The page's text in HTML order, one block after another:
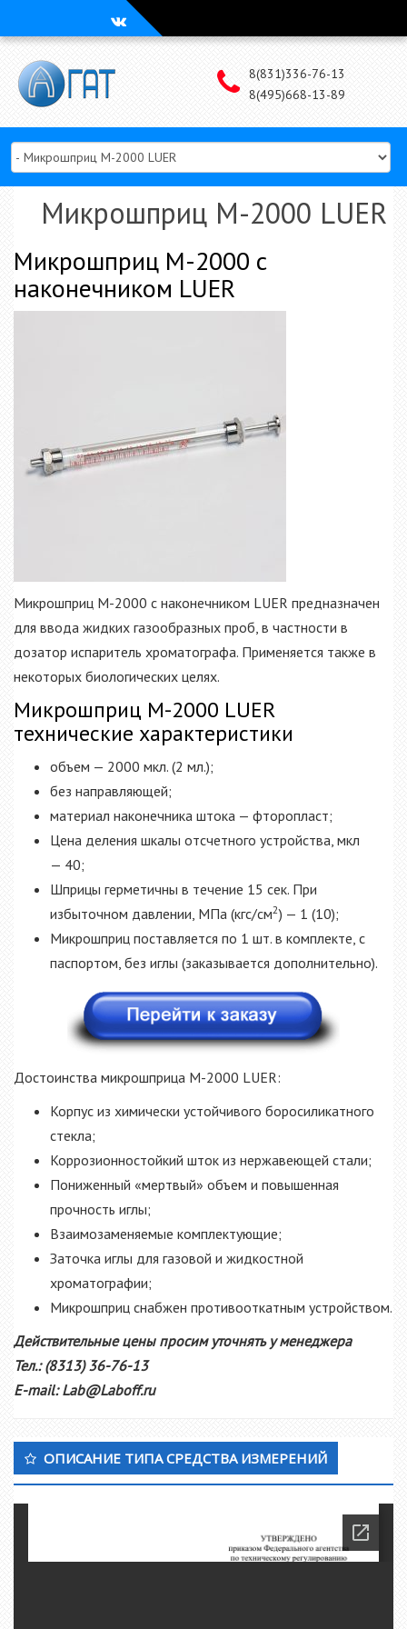
8(831)336-76-13
8(495)668-13-89
Микрошприц М-2000 LUER
Микрошприц М-2000 с
наконечником LUER
Микрошприц М-2000 с наконечником LUER предназначен
для ввода жидких газообразных проб, в частности в
дозатор испаритель хроматографа. Применяется также в
некоторых биологических целях.
Микрошприц М-2000 LUER
технические характеристики
объем — 2000 мкл. (2 мл.);
без направляющей;
материал наконечника штока — фторопласт;
Цена деления шкалы отсчетного устройства, мкл
— 40;
Шприцы герметичны в течение 15 сек. При
избыточном давлении, МПа (кгс/см2) — 1 (10);
Микрошприц поставляется по 1 шт. в комплекте, с
паспортом, без иглы (заказывается дополнительно).
Достоинства микрошприца М-2000 LUER:
Корпус из химически устойчивого боросиликатного
стекла;
Коррозионностойкий шток из нержавеющей стали;
Пониженный «мертвый» объем и повышенная
прочность иглы;
Взаимозаменяемые комплектующие;
Заточка иглы для газовой и жидкостной
хроматографии;
Микрошприц снабжен противооткатным устройством.
Действительные цены просим уточнять у менеджера
Тел.: (8313) 36-76-13
E-mail: Lab@Laboff.ru
Дополнительный Sidebar
ОПИСАНИЕ ТИПА СРЕДСТВА ИЗМЕРЕНИЙ